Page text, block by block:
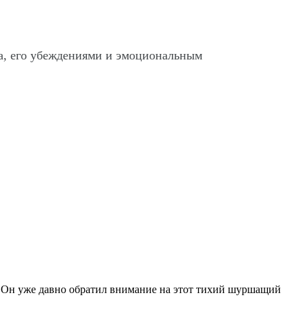
его убеждениями и эмоциональным
уже давно обратил внимание на этот тихий шуршащий